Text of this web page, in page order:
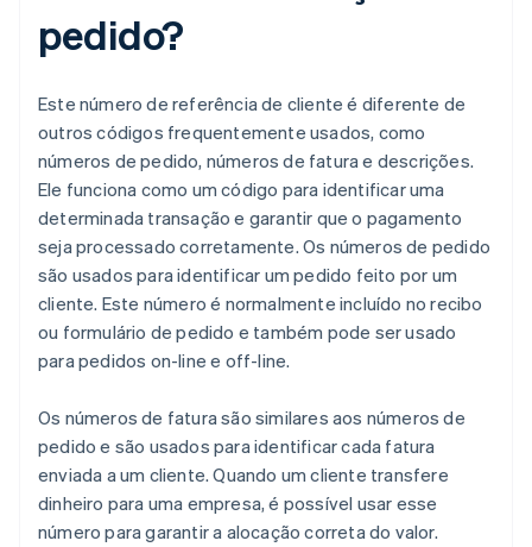
pedido?
Este número de referência de cliente é diferente de
outros códigos frequentemente usados, como
números de pedido, números de fatura e descrições.
Ele funciona como um código para identificar uma
determinada transação e garantir que o pagamento
seja processado corretamente. Os números de pedido
são usados para identificar um pedido feito por um
cliente. Este número é normalmente incluído no recibo
ou formulário de pedido e também pode ser usado
para pedidos on-line e off-line.
Os números de fatura são similares aos números de
pedido e são usados para identificar cada fatura
enviada a um cliente. Quando um cliente transfere
dinheiro para uma empresa, é possível usar esse
número para garantir a alocação correta do valor.